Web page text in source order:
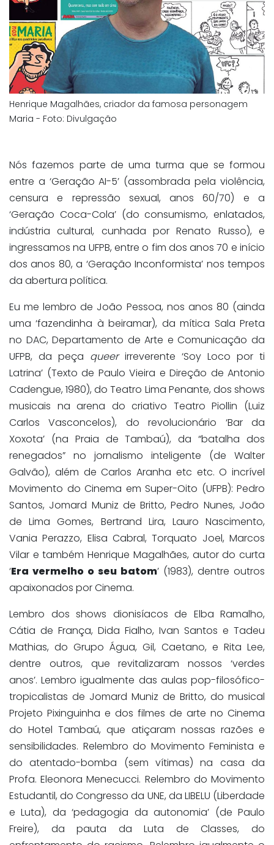
Henrique Magalhães, criador da famosa personagem
Maria - Foto: Divulgação
Nós fazemos parte de uma turma que se formou
entre a ‘Geração AI-5’ (assombrada pela violência,
censura e repressão sexual, anos 60/70) e a
‘Geração Coca-Cola’ (do consumismo, enlatados,
indústria cultural, cunhada por Renato Russo), e
ingressamos na UFPB, entre o fim dos anos 70 e início
dos anos 80, a ‘Geração Inconformista’ nos tempos
da abertura política.
Eu me lembro de João Pessoa, nos anos 80 (ainda
uma ‘fazendinha à beiramar), da mítica Sala Preta
no DAC, Departamento de Arte e Comunicação da
UFPB, da peça queerirreverente ‘Soy Loco por ti
Latrina’ (Texto de Paulo Vieira e Direção de Antonio
Cadengue, 1980), do Teatro Lima Penante, dos shows
musicais na arena do criativo Teatro Piollin (Luiz
Carlos Vasconcelos), do revolucionário ‘Bar da
Xoxota’ (na Praia de Tambaú), da “batalha dos
renegados” no jornalismo inteligente (de Walter
Galvão), além de Carlos Aranha etc etc. O incrível
Movimento do Cinema em Super-Oito (UFPB): Pedro
Santos, Jomard Muniz de Britto, Pedro Nunes, João
de Lima Gomes, Bertrand Lira, Lauro Nascimento,
Vania Perazzo, Elisa Cabral, Torquato Joel, Marcos
Vilar e também Henrique Magalhães, autor do curta
‘Era vermelho o seu batom’ (1983), dentre outros
apaixonados por Cinema.
Lembro dos shows dionisíacos de Elba Ramalho,
Cátia de França, Dida Fialho, Ivan Santos e Tadeu
Mathias, do Grupo Água, Gil, Caetano, e Rita Lee,
dentre outros, que revitalizaram nossos ‘verdes
anos’. Lembro igualmente das aulas pop-filosófico-
tropicalistas de Jomard Muniz de Britto, do musical
Projeto Pixinguinha e dos filmes de arte no Cinema
do Hotel Tambaú, que atiçaram nossas razões e
sensibilidades. Relembro do Movimento Feminista e
do atentado-bomba (sem vítimas) na casa da
Profa. Eleonora Menecucci. Relembro do Movimento
Estudantil, do Congresso da UNE, da LIBELU (Liberdade
e Luta), da ‘pedagogia da autonomia’ (de Paulo
Freire), da pauta da Luta de Classes, do